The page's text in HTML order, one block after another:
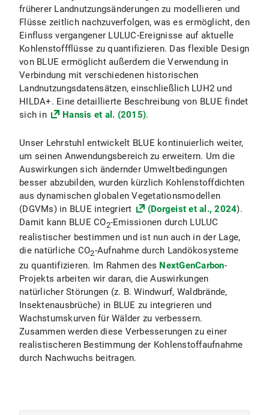
früherer Landnutzungsänderungen zu modellieren und
Flüsse zeitlich nachzuverfolgen, was es ermöglicht, den
Einfluss vergangener LULUC-Ereignisse auf aktuelle
Kohlenstoffflüsse zu quantifizieren. Das flexible Design
von BLUE ermöglicht außerdem die Verwendung in
Verbindung mit verschiedenen historischen
Landnutzungsdatensätzen, einschließlich LUH2 und
HILDA+. Eine detaillierte Beschreibung von BLUE findet
sich in
Hansis et al. (2015).
Unser Lehrstuhl entwickelt BLUE kontinuierlich weiter,
um seinen Anwendungsbereich zu erweitern. Um die
Auswirkungen sich ändernder Umweltbedingungen
besser abzubilden, wurden kürzlich Kohlenstoffdichten
aus dynamischen globalen Vegetationsmodellen
(DGVMs) in BLUE integriert
(Dorgeist et al., 2024).
Damit kann BLUE CO2-Emissionen durch LULUC
realistischer bestimmen und ist nun auch in der Lage,
die natürliche CO2-Aufnahme durch Landökosysteme
zu quantifizieren. Im Rahmen des NextGenCarbon-
Projekts arbeiten wir daran, die Auswirkungen
natürlicher Störungen (z. B. Windwurf, Waldbrände,
Insektenausbrüche) in BLUE zu integrieren und
Wachstumskurven für Wälder zu verbessern.
Zusammen werden diese Verbesserungen zu einer
realistischeren Bestimmung der Kohlenstoffaufnahme
durch Nachwuchs beitragen.